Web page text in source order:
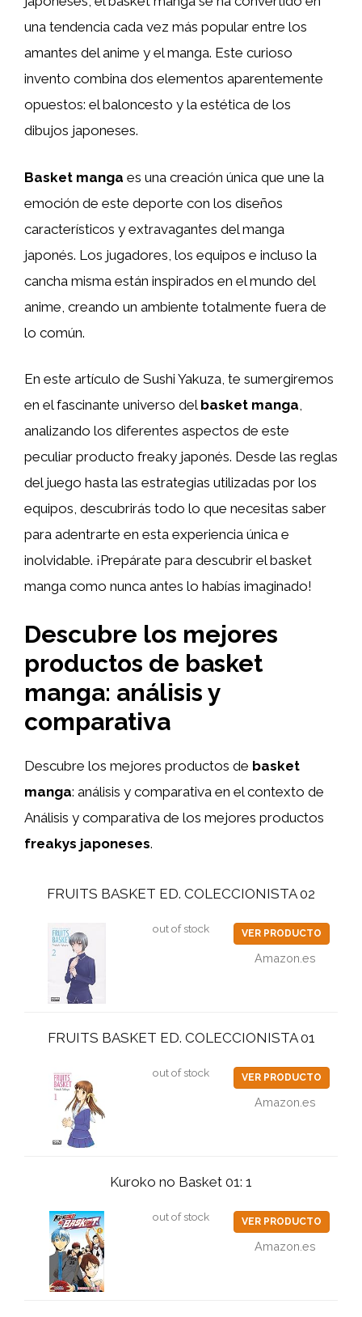
una tendencia cada vez más popular entre los
amantes del anime y el manga. Este curioso
invento combina dos elementos aparentemente
opuestos: el baloncesto y la estética de los
dibujos japoneses.
Basket manga es una creación única que une la
emoción de este deporte con los diseños
característicos y extravagantes del manga
japonés. Los jugadores, los equipos e incluso la
cancha misma están inspirados en el mundo del
anime, creando un ambiente totalmente fuera de
lo común.
En este artículo de Sushi Yakuza, te sumergiremos
en el fascinante universo del basket manga,
analizando los diferentes aspectos de este
peculiar producto freaky japonés. Desde las reglas
del juego hasta las estrategias utilizadas por los
equipos, descubrirás todo lo que necesitas saber
para adentrarte en esta experiencia única e
inolvidable. ¡Prepárate para descubrir el basket
manga como nunca antes lo habías imaginado!
Descubre los mejores
productos de basket
manga: análisis y
comparativa
Descubre los mejores productos de basket
manga: análisis y comparativa en el contexto de
Análisis y comparativa de los mejores productos
freakys japoneses.
FRUITS BASKET ED. COLECCIONISTA 02
out of stock VER PRODUCTO
Amazon.es
FRUITS BASKET ED. COLECCIONISTA 01
out of stock VER PRODUCTO
Amazon.es
Kuroko no Basket 01: 1
out of stock VER PRODUCTO
Amazon.es